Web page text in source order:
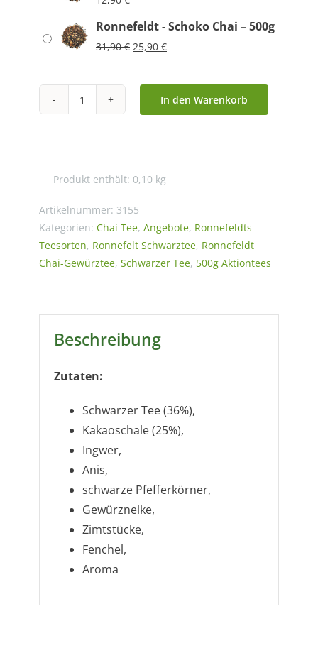
Ronnefeldt - Schoko Chai – 500g
31,90€ Ursprünglicher
war:
31,90 €
25,90 €Aktueller
ist:
25,90 €.
Ronnefeldt
Menge
In den Warenkorb
Produkt enthält: 0,10 kg
Artikelnummer: 3155
Kategorien: Chai Tee, Angebote, Ronnefeldts
Teesorten, Ronnefelt Schwarztee, Ronnefeldt
Chai-Gewürztee, Schwarzer Tee, 500g Aktiontees
Beschreibung
Zutaten:
Schwarzer Tee (36%),
Kakaoschale (25%),
Ingwer,
Anis,
schwarze Pfefferkörner,
Gewürznelke,
Zimtstücke,
Fenchel,
Aroma